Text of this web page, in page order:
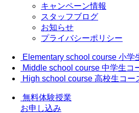
キャンペーン情報
スタッフブログ
お知らせ
プライバシーポリシー
Elementary school course 小学
Middle school course 中学生コ
High school course 高校生コー
無料体験授業
お申し込み